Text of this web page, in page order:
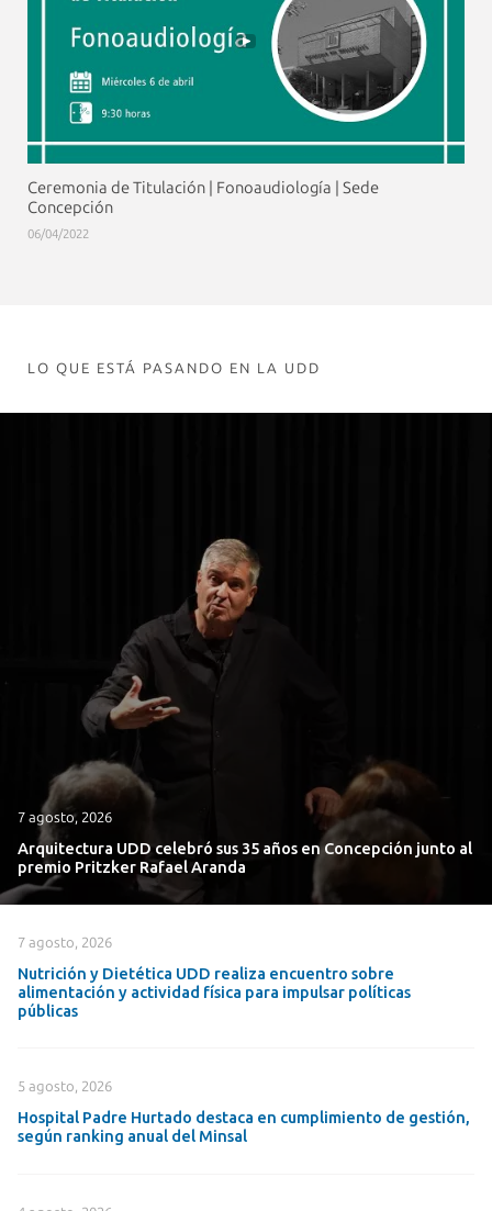
Ceremonia de Titulación | Fonoaudiología | Sede
Concepción
06/04/2022
LO QUE ESTÁ PASANDO EN LA UDD
7 agosto, 2026
Arquitectura UDD celebró sus 35 años en Concepción junto al
premio Pritzker Rafael Aranda
7 agosto, 2026
Nutrición y Dietética UDD realiza encuentro sobre
alimentación y actividad física para impulsar políticas
públicas
5 agosto, 2026
Hospital Padre Hurtado destaca en cumplimiento de gestión,
según ranking anual del Minsal